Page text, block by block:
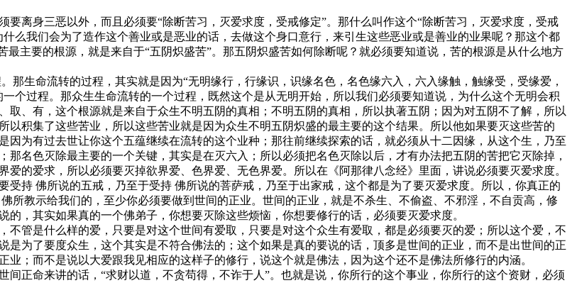
身三恶以外，而且必须要“除断苦习，灭爱求度，受戒修定”。那什么叫作这个“除断苦习，灭爱求度，受戒
么我们会为了造作这个善业或是恶业的话，去做这个身口意行，来引生这些恶业或是善业的业果呢？那这个都
主要的根源，就是来自于“五阴炽盛苦”。那五阴炽盛苦如何除断呢？就必须要知道说，苦的根源是从什么地方
生命流转的过程，其实就是因为“无明缘行，行缘识，识缘名色，名色缘六入，六入缘触，触缘受，受缘爱，
个过程。那众生生命流转的一个过程，既然这个是从无明开始，所以我们必须要知道说，为什么这个无明会积
、有，这个根源就是来自于众生不明五阴的真相；不明五阴的真相，所以执著五阴；因为对五阴不了解，所以
积集了这些苦业，所以这些苦业就是因为众生不明五阴炽盛的最主要的这个结果。所以他如果要灭这些苦的
为有过去世让你这个五蕴继续在流转的这个业种；那往前继续探索的话，就必须从十二因缘，从这个生，乃至
名色灭除最主要的一个关键，其实是在灭六入；所以必须把名色灭除以后，才有办法把五阴的苦把它灭除掉，
的爱求，所以必须要灭掉欲界爱、色界爱、无色界爱。所以在《阿那律八念经》里面，讲说必须要灭爱求度。
佛所说的五戒，乃至于受持 佛所说的菩萨戒，乃至于出家戒，这个都是为了要灭爱求度。所以，你真正的
所教示给我们的，至少你必须要做到世间的正业。世间的正业，就是不杀生、不偷盗、不邪淫，不自贡高，修
，其实如果真的一个佛弟子，你想要灭除这些烦恼，你想要修行的话，必须要灭爱求度。
是什么样的爱，只要是对这个世间有爱取，只要是对这个众生有爱取，都是必须要灭的爱；所以这个爱，不
为了要度众生，这个其实是不符合佛法的；这个如果是真的要说的话，顶多是世间的正业，而不是出世间的正
；而不是说以大爱跟我见相应的这样子的修行，说这个就是佛法，因为这个还不是佛法所修行的内涵。
命来讲的话，“求财以道，不贪苟得，不诈于人”。也就是说，你所行的这个事业，你所行的这个资财，必须